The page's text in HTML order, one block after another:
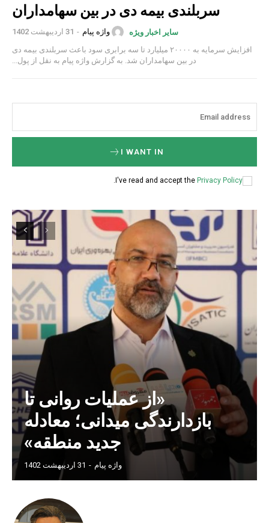
سربلندی بیمه دی در بین سهامداران
سایر اخبار ویژه واژه پیام - 31 اردیبهشت 1402
افزایش سرمایه به ۲۰۰۰۰ میلیارد تا سه برابری سود باعث سربلندی بیمه دی
در بین سهامداران شد. به گزارش واژه پیام به نقل از پول...
I WANT IN
I've read and accept the Privacy Policy
.
«از عملیات روانی تا
بازدارندگی میدانی؛ معادله
جدید منطقه»
واژه پیام - 31 اردیبهشت 1402